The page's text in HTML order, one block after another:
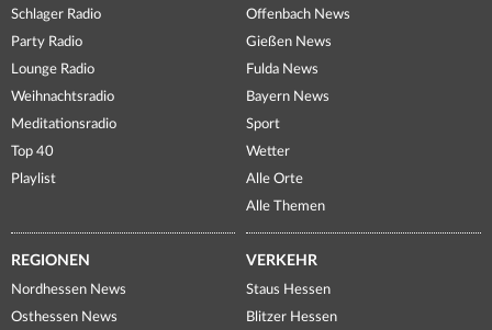
Schlager Radio
Party Radio
Lounge Radio
Weihnachtsradio
Meditationsradio
Top 40
Playlist
Offenbach News
Gießen News
Fulda News
Bayern News
Sport
Wetter
Alle Orte
Alle Themen
REGIONEN
Nordhessen News
Osthessen News
VERKEHR
Staus Hessen
Blitzer Hessen